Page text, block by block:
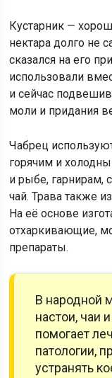
Кустарник —
нектара долго не
сказался на его
использовали
и сейчас
моли и придания
Чабрец
горячим и
и рыбе, гарнирам,
чай. Трава также
На её основе
отхаркивающие,
препараты.
В народной
настои, чаи
помогает
патологии,
устранять